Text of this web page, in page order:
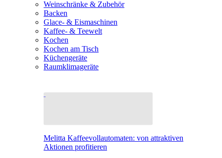
Weinschränke & Zubehör
Backen
Glace- & Eismaschinen
Kaffee- & Teewelt
Kochen
Kochen am Tisch
Küchengeräte
Raumklimageräte
Melitta Kaffeevollautomaten: von attraktiven
Aktionen profitieren